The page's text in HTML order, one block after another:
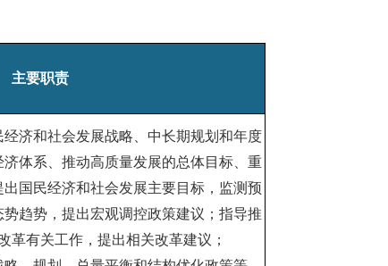
主要职责
济和社会发展战略、中长期规划和年度
体系、推动高质量发展的总体目标、重
国民经济和社会发展主要目标，监测预
趋势，提出宏观调控政策建议；指导推
革有关工作，提出相关改革建议；